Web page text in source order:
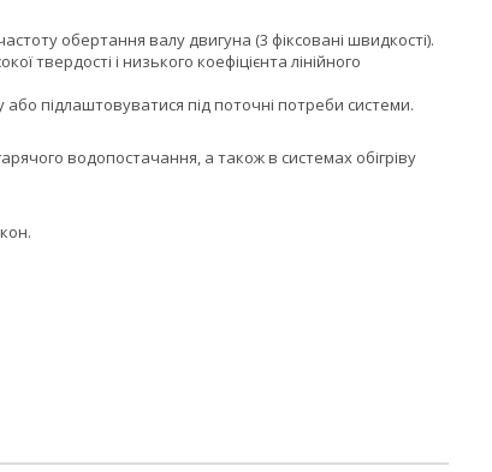
обертання валу двигуна (3 фіксовані швидкості).
твердості і низького коефіцієнта лінійного
підлаштовуватися під поточні потреби системи.
водопостачання, а також в системах обігріву